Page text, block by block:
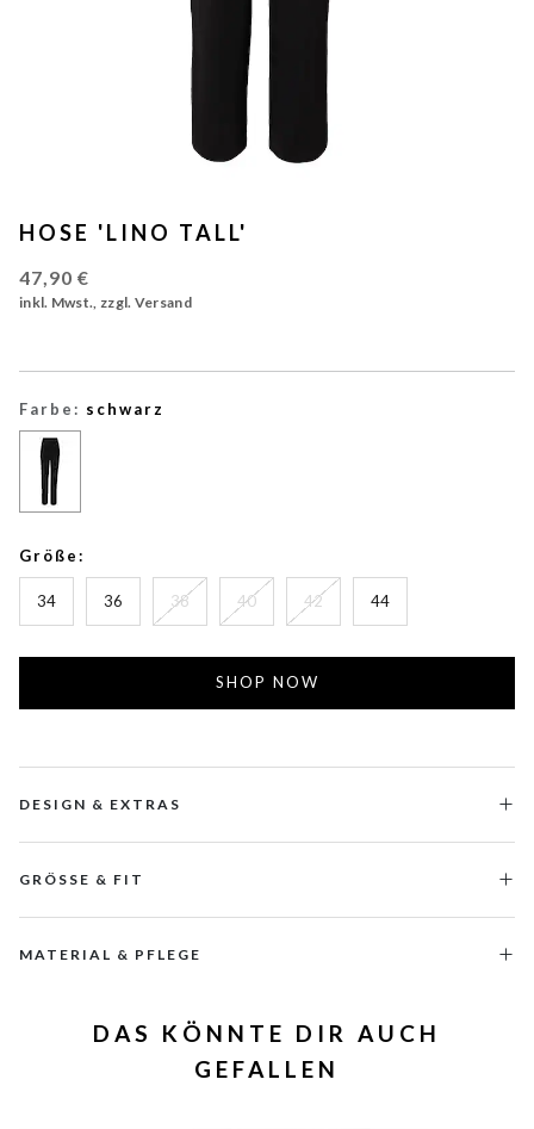
HOSE 'LINO TALL'
47,90 €
inkl. Mwst., zzgl. Versand
Farbe: schwarz
Größe:
34 36 38 40 42 44
SHOP NOW
DESIGN & EXTRAS
GRÖSSE & FIT
MATERIAL & PFLEGE
DAS KÖNNTE DIR AUCH
GEFALLEN